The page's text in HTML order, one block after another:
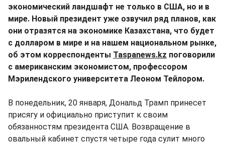
экономический ландшафт не только в США, но и в
мире. Новый президент уже озвучил ряд планов, как
они отразятся на экономике Казахстана, что будет
с долларом в мире и на нашем национальном рынке,
об этом корреспонденты Taspanews.kz поговорили
с американским экономистом, профессором
Мэрилендского университета Леоном Тейлором.
В понедельник, 20 января, Дональд Трамп принесет
присягу и официально приступит к своим
обязанностям президента США. Возвращение в
овальный кабинет спустя четыре года сулит много